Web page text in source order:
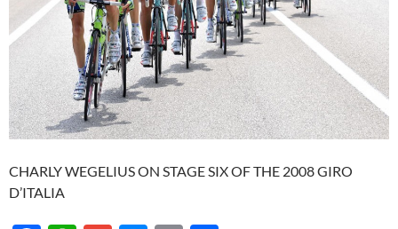
CHARLY WEGELIUS ON STAGE SIX OF THE 2008 GIRO
D’ITALIA